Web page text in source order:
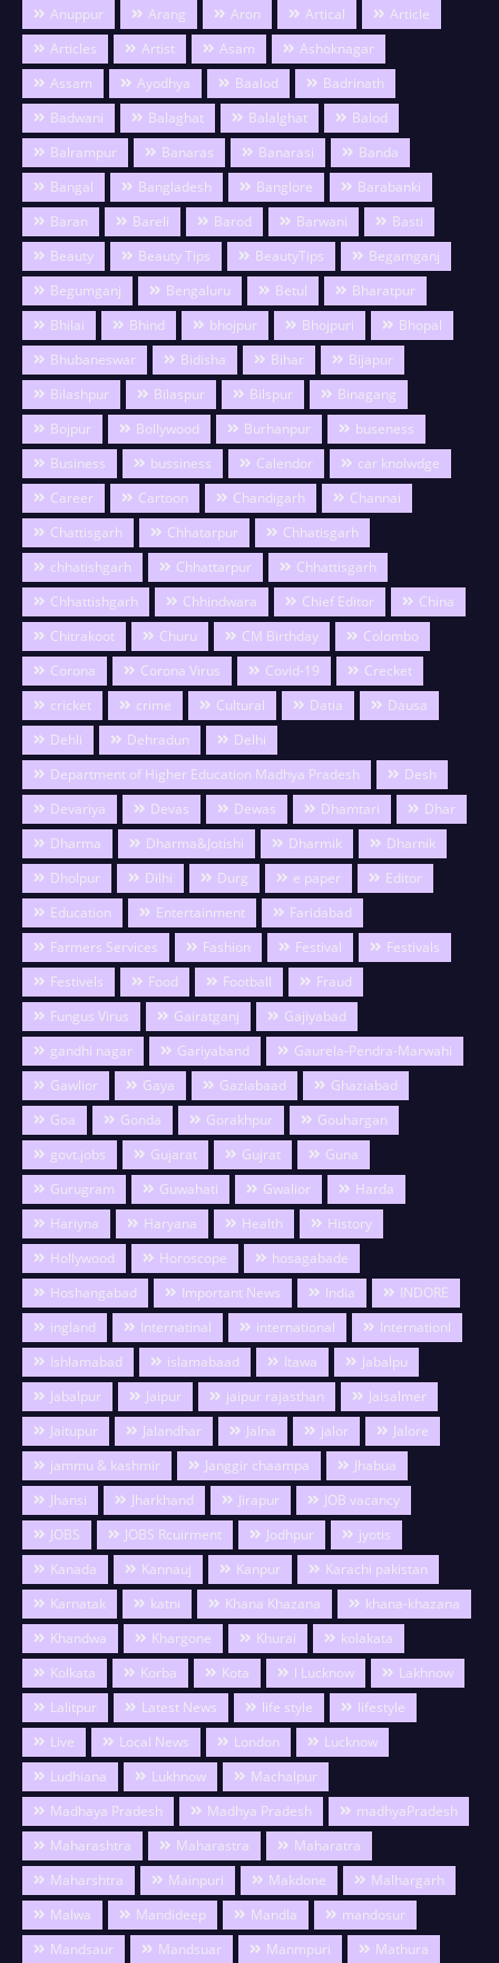
Anuppur Arang Aron Artical
Article
Articles
Artist Asam
Ashoknagar
Assam
Ayodhya Baalod
Badrinath
Badwani
Balaghat Balalghat
Balod
Balrampur
Banaras Banarasi
Banda
Bangal
Bangladesh Banglore
Barabanki
Baran
Bareli Barod Barwani
Basti
Beauty
Beauty Tips BeautyTips
Begamganj
Begumganj
Bengaluru Betul
Bharatpur
Bhilai
Bhind bhojpur Bhojpuri
Bhopal
Bhubaneswar
Bidisha Bihar
Bijapur
Bilashpur
Bilaspur Bilspur
Binagang
Bojpur
Bollywood Burhanpur
buseness
Business
bussiness Calendor
car knolwdge
Career
Cartoon Chandigarh
Channai
Chattisgarh
Chhatarpur
Chhatisgarh
chhatishgarh
Chhattarpur
Chhattisgarh
Chhattishgarh
Chhindwara Chief Editor
China
Chitrakoot
Churu CM Birthday
Colombo
Corona
Corona Virus Covid-19
Crecket
cricket
crime Cultural Datia
Dausa
Dehli
Dehradun
Delhi
Department of Higher Education Madhya Pradesh
Desh
Devariya
Devas Dewas Dhamtari
Dhar
Dharma
Dharma&Jotishi Dharmik
Dharnik
Dholpur
Dilhi Durg e paper
Editor
Education
Entertainment
Faridabad
Farmers Services
Fashion Festival
Festivals
Festivels
Food Football
Fraud
Fungus Virus
Gairatganj
Gajiyabad
gandhi nagar
Gariyaband
Gaurela-Pendra-Marwahi
Gawlior
Gaya Gaziabaad
Ghaziabad
Goa
Gonda Gorakhpur
Gouhargan
govt.jobs
Gujarat Gujrat
Guna
Gurugram
Guwahati Gwalior
Harda
Hariyna
Haryana Health
History
Hollywood
Horoscope
hosagabade
Hoshangabad
Important News India
INDORE
ingland
Internatinal international
Internationl
Ishlamabad
islamabaad Itawa
Jabalpu
Jabalpur
Jaipur jaipur rajasthan
Jaisalmer
Jaitupur
Jalandhar Jalna jalor
Jalore
jammu & kashmir
Janggir chaampa
Jhabua
Jhansi
Jharkhand Jirapur
JOB vacancy
JOBS
JOBS Rcuirment Jodhpur
jyotis
Kanada
Kannauj Kanpur
Karachi pakistan
Karnatak
katni Khana Khazana
khana-khazana
Khandwa
Khargone Khurai
kolakata
Kolkata
Korba Kota l Lucknow
Lakhnow
Lalitpur
Latest News life style
lifestyle
Live
Local News London
Lucknow
Ludhiana
Lukhnow
Machalpur
Madhaya Pradesh
Madhya Pradesh
madhyaPradesh
Maharashtra
Maharastra
Maharatra
Maharshtra
Mainpuri Makdone
Malhargarh
Malwa
Mandideep Mandla
mandosur
Mandsaur
Mandsuar Manmpuri
Mathura